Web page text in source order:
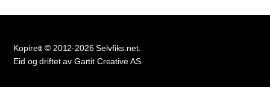
Kopirett © 2012-2026 Selvfiks.net.
Eid og driftet av Gartit Creative AS.